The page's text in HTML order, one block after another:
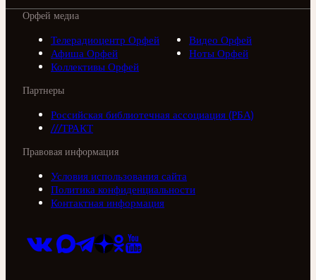
Орфей медиа
Телерадиоцентр Орфей
Видео Орфей
Афиша Орфей
Ноты Орфей
Коллективы Орфей
Партнеры
Российская библиотечная ассоциация (РБА)
///ТРАКТ
Правовая информация
Условия использования сайта
Политика конфиденциальности
Контактная информация